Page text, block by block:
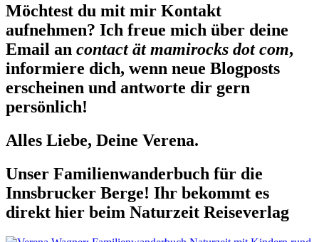
Möchtest du mit mir Kontakt
aufnehmen? Ich freue mich über deine
Email an contact ät mamirocks dot com,
informiere dich, wenn neue Blogposts
erscheinen und antworte dir gern
persönlich!
Alles Liebe, Deine Verena.
Unser Familienwanderbuch für die
Innsbrucker Berge! Ihr bekommt es
direkt hier beim Naturzeit Reiseverlag